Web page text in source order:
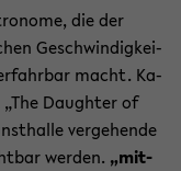
die der
Ge­schwin­dig­kei­
macht. Ka­
Daugh­ter of
ver­ge­hen­de
wer­den. „mit­